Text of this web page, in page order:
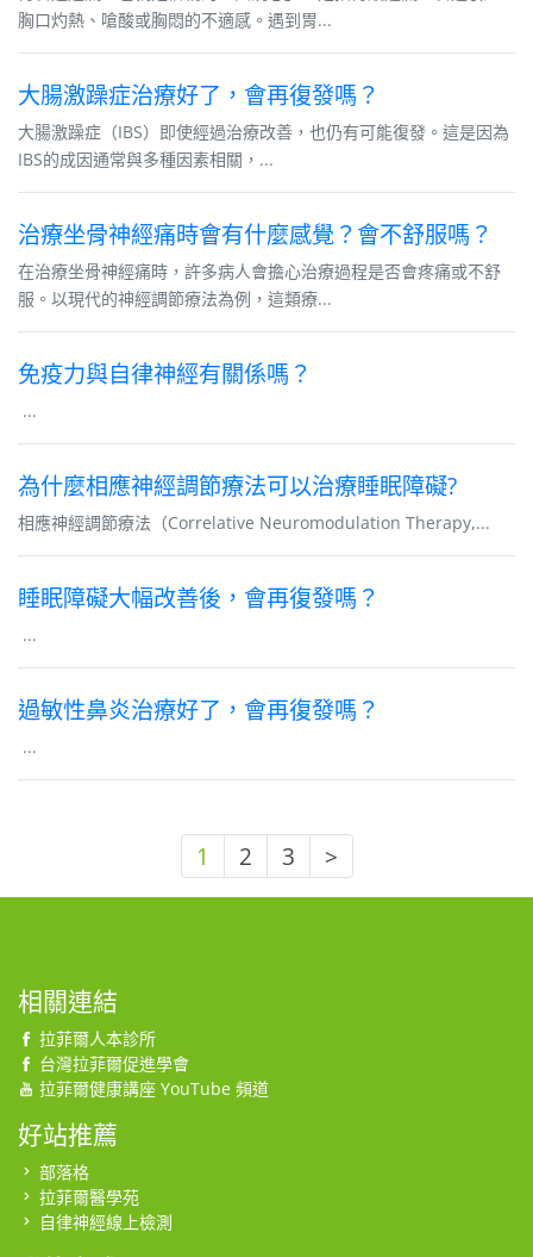
胸口灼熱、嗆酸或胸悶的不適感。遇到胃...
大腸激躁症治療好了，會再復發嗎？
大腸激躁症（IBS）即使經過治療改善，也仍有可能復發。這是因為
IBS的成因通常與多種因素相關，...
治療坐骨神經痛時會有什麼感覺？會不舒服嗎？
在治療坐骨神經痛時，許多病人會擔心治療過程是否會疼痛或不舒
服。以現代的神經調節療法為例，這類療...
免疫力與自律神經有關係嗎？
...
為什麼相應神經調節療法可以治療睡眠障礙?
相應神經調節療法（Correlative Neuromodulation Therapy,...
睡眠障礙大幅改善後，會再復發嗎？
...
過敏性鼻炎治療好了，會再復發嗎？
...
1 2 3 >
相關連結
拉菲爾人本診所
台灣拉菲爾促進學會
拉菲爾健康講座 YouTube 頻道
好站推薦
部落格
拉菲爾醫學苑
自律神經線上檢測